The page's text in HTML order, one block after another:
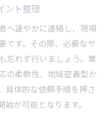
ント整理
へ速やかに連絡し、現場
です。その際、必要なサ
忘れず行いましょう。業
の柔軟性、地域密着型か
具体的な依頼手順を押さ
が可能となります。